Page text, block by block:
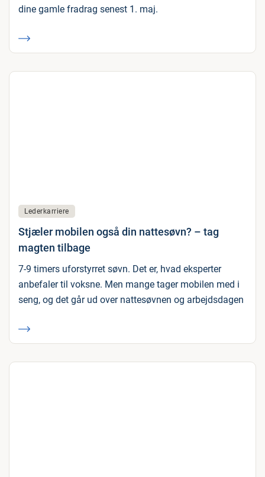
dine gamle fradrag senest 1. maj.
Lederkarriere
Stjæler mobilen også din nattesøvn? – tag
magten tilbage
7-9 timers uforstyrret søvn. Det er, hvad eksperter
anbefaler til voksne. Men mange tager mobilen med i
seng, og det går ud over nattesøvnen og arbejdsdagen